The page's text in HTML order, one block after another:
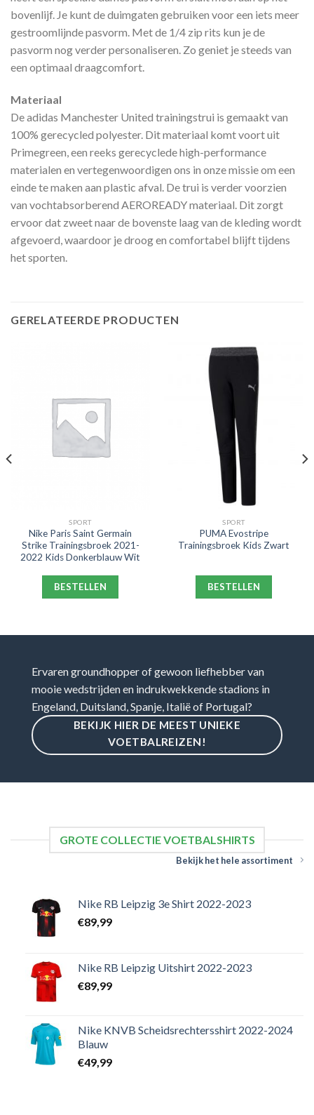
bovenlijf. Je kunt de duimgaten gebruiken voor een iets meer
gestroomlijnde pasvorm. Met de 1/4 zip rits kun je de
pasvorm nog verder personaliseren. Zo geniet je steeds van
een optimaal draagcomfort.
Materiaal
De adidas Manchester United trainingstrui is gemaakt van
100% gerecycled polyester. Dit materiaal komt voort uit
Primegreen, een reeks gerecyclede high-performance
materialen en vertegenwoordigen ons in onze missie om een
einde te maken aan plastic afval. De trui is verder voorzien
van vochtabsorberend AEROREADY materiaal. Dit zorgt
ervoor dat zweet naar de bovenste laag van de kleding wordt
afgevoerd, waardoor je droog en comfortabel blijft tijdens
het sporten.
GERELATEERDE PRODUCTEN
SPORT
Nike Paris Saint Germain
Strike Trainingsbroek 2021-
2022 Kids Donkerblauw Wit
BESTELLEN
SPORT
PUMA Evostripe
Trainingsbroek Kids Zwart
BESTELLEN
Ervaren groundhopper of gewoon liefhebber van
mooie wedstrijden en indrukwekkende stadions in
Engeland, Duitsland, Spanje, Italië of Portugal?
BEKIJK HIER DE MEEST UNIEKE
VOETBALREIZEN!
GROTE COLLECTIE VOETBALSHIRTS
Bekijk het hele assortiment
Nike RB Leipzig 3e Shirt 2022-2023
€89,99
Nike RB Leipzig Uitshirt 2022-2023
€89,99
Nike KNVB Scheidsrechtersshirt 2022-2024
Blauw
€49,99